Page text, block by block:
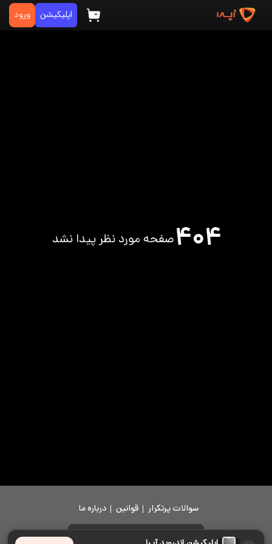
اپلیکیشن ورود
۴۰۴صفحه مورد نظر پیدا نشد
سوالات پرتکرار قوانین درباره ما
دانلود اپلیکیشن